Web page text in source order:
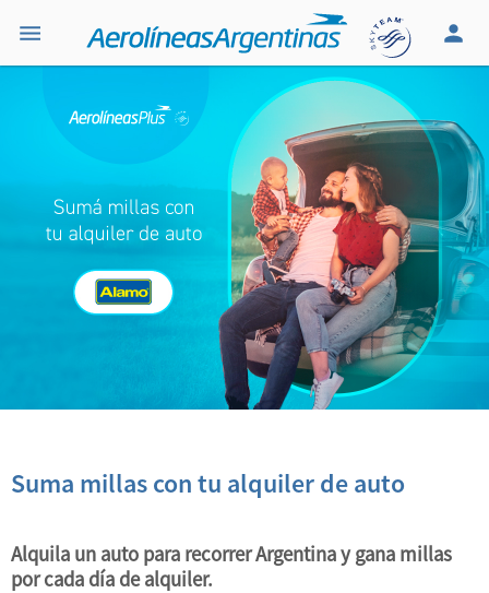
Suma millas con tu alquiler de auto
Alquila un auto para recorrer Argentina y gana millas
por cada día de alquiler.